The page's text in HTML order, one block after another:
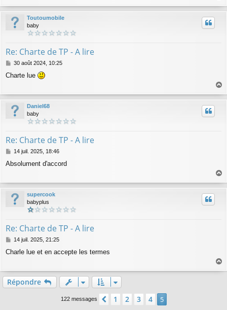
g
e
a
u
Toutoumobile
baby
Re: Charte de TP - A lire
M
s
g
e
30 août 2024, 10:25
Charte lue
a
u
Daniel68
baby
Re: Charte de TP - A lire
M
s
g
e
14 juil. 2025, 18:46
Absolument d'accord
a
u
supercook
babyplus
Re: Charte de TP - A lire
M
s
g
e
14 juil. 2025, 21:25
Charle lue et en accepte les termes
a
Répondre
122 messages Précédente
1 2 3 4 5